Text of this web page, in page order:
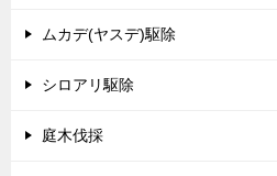
ムカデ(ヤスデ)駆除
シロアリ駆除
庭木伐採